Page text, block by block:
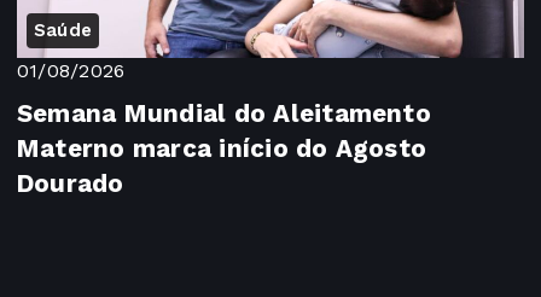
Saúde
01/08/2026
Semana Mundial do Aleitamento
Materno marca início do Agosto
Dourado